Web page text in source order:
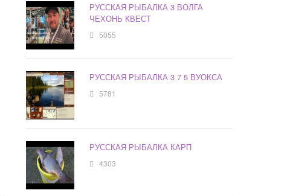
РУССКАЯ РЫБАЛКА 3 ВОЛГА
ЧЕХОНЬ КВЕСТ
5055
РУССКАЯ РЫБАЛКА 3 7 5 ВУОКСА
5781
РУССКАЯ РЫБАЛКА КАРП
4303